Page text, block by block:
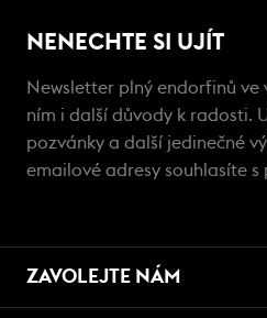
NENECHTE SI UJÍT
Newsletter plný endorfinů ve
ním i další důvody k radosti.
pozvánky a další jedinečné
emailové adresy souhlasíte s
ZAVOLEJTE NÁM